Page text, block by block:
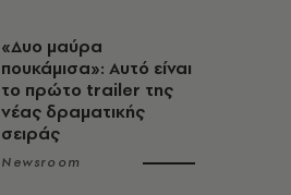
«Δυο μαύρα
πουκάμισα»: Αυτό είναι
το πρώτο trailer της
νέας δραματικής
σειράς
Newsroom